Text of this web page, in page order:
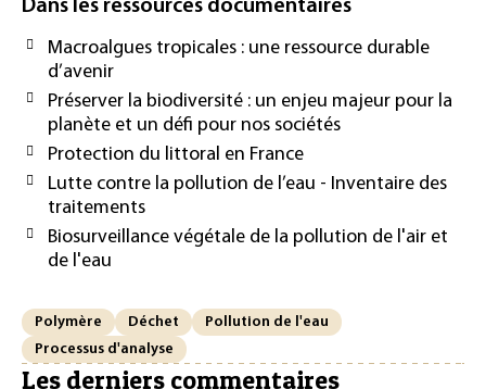
Dans les ressources documentaires
Macroalgues tropicales : une ressource durable
d’avenir
Préserver la biodiversité : un enjeu majeur pour la
planète et un défi pour nos sociétés
Protection du littoral en France
Lutte contre la pollution de l’eau - Inventaire des
traitements
Biosurveillance végétale de la pollution de l'air et
de l'eau
Polymère Déchet
Pollution de l'eau
Processus d'analyse
Les derniers commentaires